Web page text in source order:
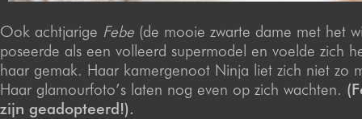
Ook achtjarige Febe (de mooie zwarte dame met het
poseerde als een volleerd supermodel en voelde zich
haar gemak. Haar kamergenoot Ninja liet zich niet zo
Haar glamourfoto’s laten nog even op zich wachten.
zijn geadopteerd!).